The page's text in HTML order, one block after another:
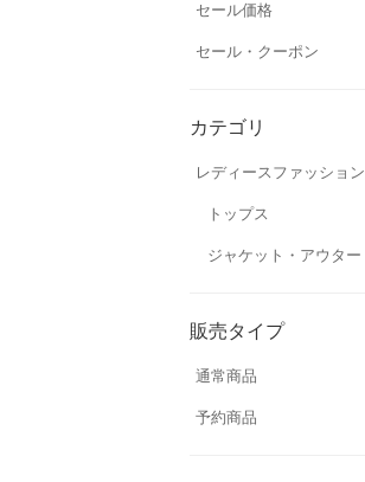
セール価格
セール・クーポン
カテゴリ
レディースファッション
トップス
ジャケット・アウター
販売タイプ
通常商品
予約商品